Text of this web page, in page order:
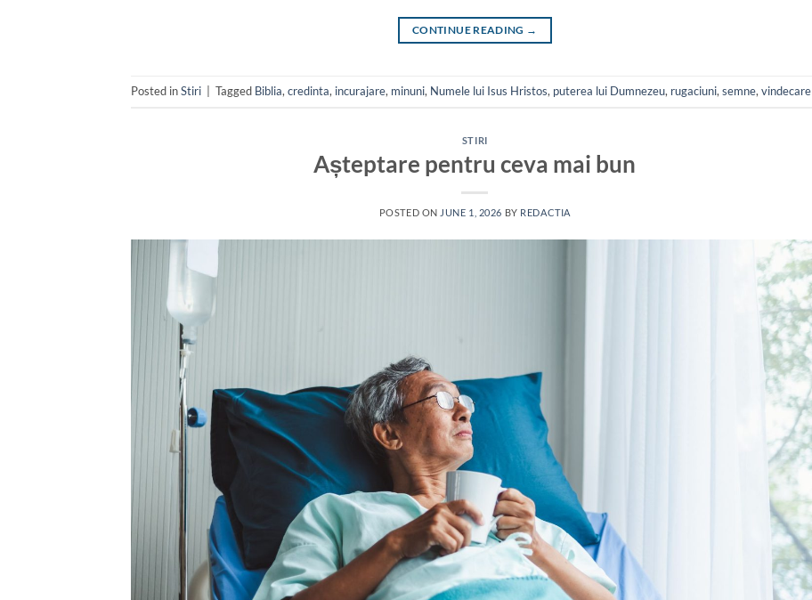
CONTINUE READING →
Posted inStiri Tagged Biblia, credinta, incurajare, minuni, Numele lui Isus Hristos, puterea lui Dumnezeu, rugaciuni, semne, vindecare
STIRI
Așteptare pentru ceva mai bun
POSTED ON JUNE 1, 2026 BY REDACTIA